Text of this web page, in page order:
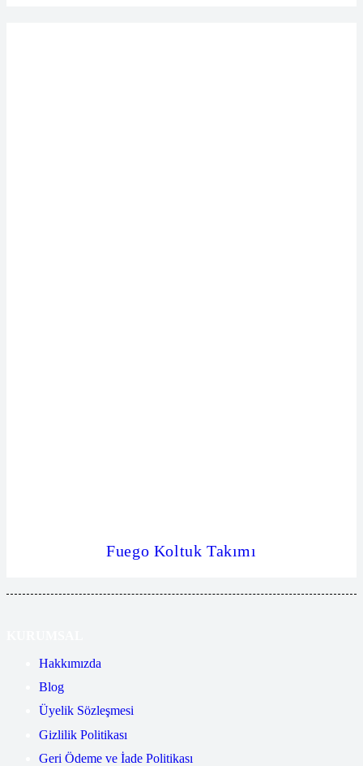
Fuego Koltuk Takımı
Hakkımızda
Blog
Üyelik Sözleşmesi
Gizlilik Politikası
Geri Ödeme ve İade Politikası